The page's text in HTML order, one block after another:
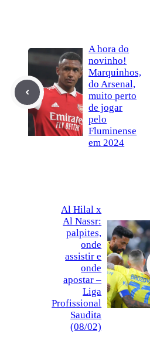
A hora do
novinho!
Marquinhos,
do Arsenal,
muito perto
de jogar
pelo
Fluminense
em 2024
Al Hilal x
Al Nassr:
palpites,
onde
assistir e
onde
apostar –
Liga
Profissional
Saudita
(08/02)